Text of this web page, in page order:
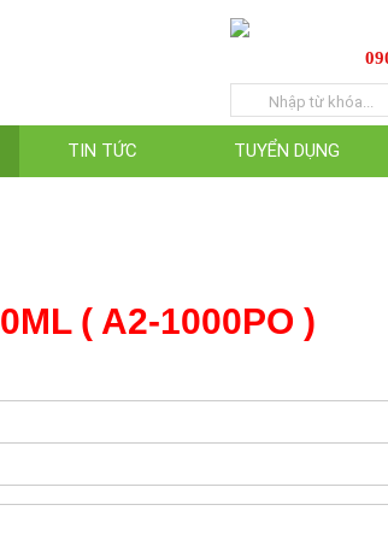
TIN TỨC TUYỂN DỤNG
( A2-1000PO )